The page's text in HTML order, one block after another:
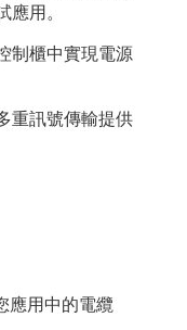
用。
制櫃中實現電源
重訊號傳輸提供
應用中的電纜